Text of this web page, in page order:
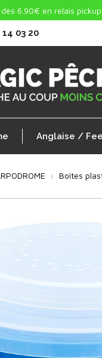
dès 6.90€ en relais pickup
14 03 20
Anglaise /
Boîtes